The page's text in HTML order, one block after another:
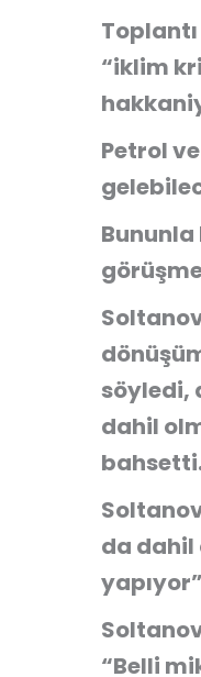
“iklim
Petrol
söyledi,
dahil
da dahil
“Belli